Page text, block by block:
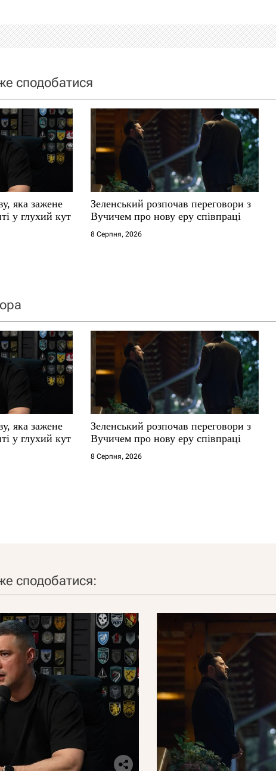
сподобатися
яка зажене
у глухий кут
Зеленський розпочав переговори з
Вучичем про нову еру співпраці
8 Серпня, 2026
яка зажене
у глухий кут
Зеленський розпочав переговори з
Вучичем про нову еру співпраці
8 Серпня, 2026
сподобатися: